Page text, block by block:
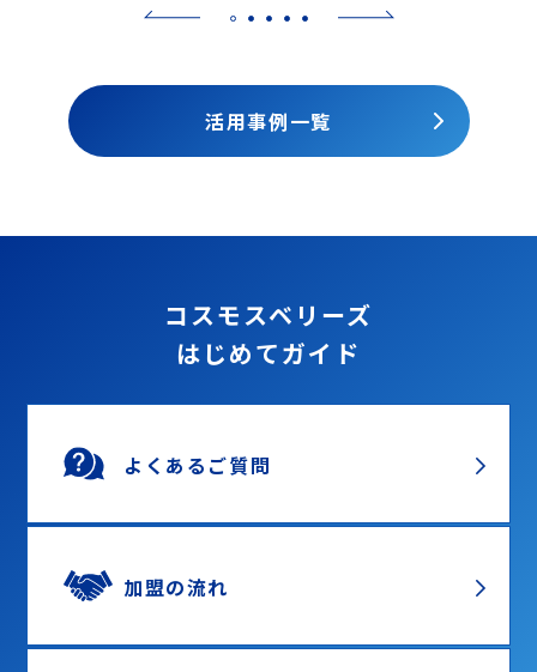
活用事例一覧
コスモスベリーズ
はじめてガイド
よくあるご質問
加盟の流れ